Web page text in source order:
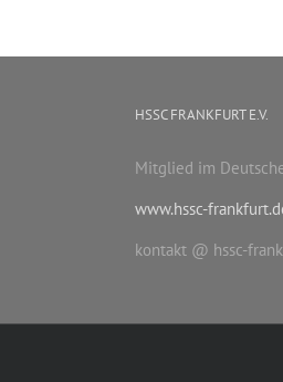
HSSC FRANKFURT E.V.
Mitglied im
www.hssc-
kontakt @ hssc-